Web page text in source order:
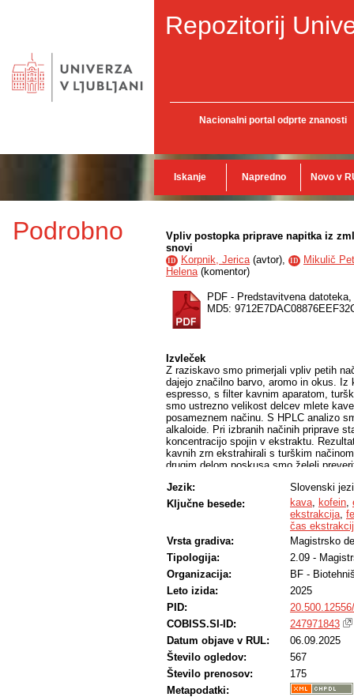
Repozitorij
Nacionalni portal odprte znanosti
Iskanje Napredno Novo v
Podrobno
Vpliv postopka priprave napitka iz
snovi
ID Korpnik, Jerica(avtor), ID
Mikulič
Helena(komentor)
PDF - Predstavitvena datoteka,
MD5:
Izvleček
Z raziskavo smo primerjali vpliv petih
dajejo značilno barvo, aromo in okus.
espresso, s filter kavnim aparatom,
smo ustrezno velikost delcev mlete
posameznem načinu. S HPLC analizo
alkaloide. Pri izbranih načinih priprave
koncentracijo spojin v ekstraktu.
kavnih zrn ekstrahirali s turškim
drugim delom poskusa smo želeli
»french press«, vodo segreli na 80 °C,
min. Rezultati so pokazali, da med
značilnih razlik v vsebnosti
največji delež vseh ekstrahiranih
Jezik:
Slovenski
Ključne besede:
kava, kofein,
ekstrakcija,
čas
Vrsta gradiva:
Magistrsko
Tipologija:
2.09 -
Organizacija:
BF -
Leto izida:
2025
PID:
COBISS.SI-ID:
247971843
Datum objave v RUL:
06.09.2025
Število ogledov:
567
Število prenosov:
175
Metapodatki: